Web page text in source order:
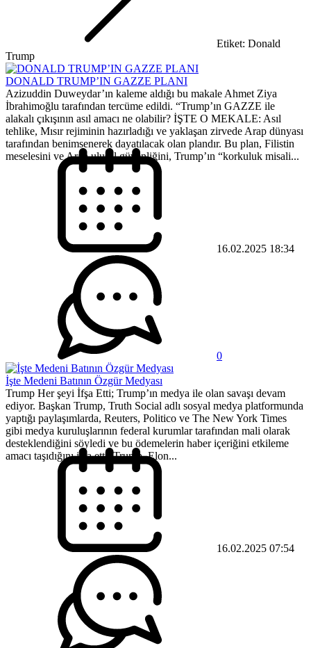
Etiket: Donald
Trump
DONALD TRUMP’IN GAZZE PLANI
Azizuddin Duweydar’ın kaleme aldığı bu makale Ahmet Ziya
İbrahimoğlu tarafından tercüme edildi. “Trump’ın GAZZE ile
alakalı çıkışının asıl amacı ne olabilir? İŞTE O MEKALE: Asıl
tehlike, Mısır rejiminin hazırladığı ve yaklaşan zirvede Arap dünyası
tarafından benimsenerek dayatılacak olan plandır. Bu plan, Filistin
meselesini ve Arap ulusal güvenliğini, Trump’ın “korkuluk misali...
16.02.2025 18:34
0
İşte Medeni Batının Özgür Medyası
Trump Her şeyi İfşa Etti; Trump’ın medya ile olan savaşı devam
ediyor. Başkan Trump, Truth Social adlı sosyal medya platformunda
yaptığı paylaşımlarda, Reuters, Politico ve The New York Times
gibi medya kuruluşlarının federal kurumlar tarafından mali olarak
desteklendiğini söyledi ve bu ödemelerin haber içeriğini etkileme
amacı taşıdığını ifşa etti..Trump, Elon...
16.02.2025 07:54